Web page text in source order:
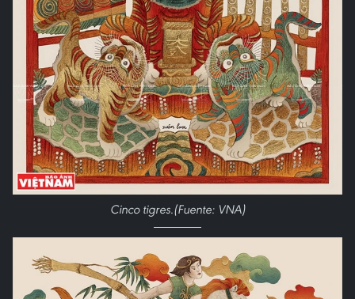
Cinco tigres.(Fuente: VNA)